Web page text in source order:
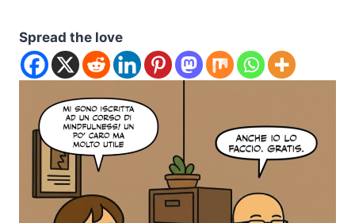
Spread the love